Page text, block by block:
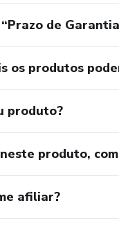
de
os produtos
produto?
produto,
afiliar?